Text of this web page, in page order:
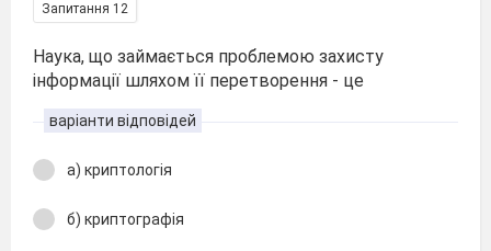
Запитання 12
Наука, що займається проблемою захисту
інформації шляхом її перетворення - це
варіанти відповідей
а) криптологія
б) криптографія